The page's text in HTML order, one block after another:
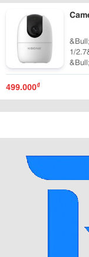
1/
499.000₫